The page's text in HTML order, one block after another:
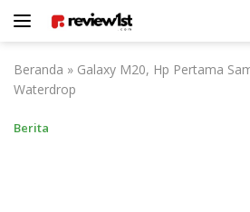
Beranda » Galaxy M20, Hp Pertama
Waterdrop
Berita